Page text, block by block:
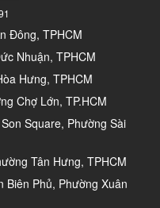
Đông, TPHCM
Nhuận, TPHCM
Hưng, TPHCM
Chợ Lớn, TP.HCM
Square, Phường Sài
Tân Hưng, TPHCM
Biên Phủ, Phường Xuân